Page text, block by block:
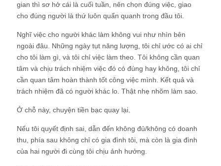
gian thì sơ hở cái là cuối tuần, nên chọn đúng việc, giao
cho đúng người là thứ luôn quẩn quanh trong đầu tôi.
Nghĩ việc cho người khác làm không vui như nhìn bên
ngoài đâu. Những ngày tụt năng lượng, tôi chỉ ước có ai chỉ
cho tôi làm gì, và tôi chỉ việc làm theo. Tôi không cần quan
tâm và chịu trách nhiệm việc đó có đúng hay không, tôi chỉ
cần quan tâm hoàn thành tốt công việc mình. Kết quả và
trách nhiệm đã có người khác lo. Thật nhẹ nhõm làm sao.
Ở chỗ này, chuyện tiền bạc quay lại.
Nếu tôi quyết định sai, dẫn đến không đủ/không có doanh
thu, phía sau không chỉ có gia đình tôi, mà còn là gia đình
của hai người đi cùng tôi chịu ảnh hưởng.